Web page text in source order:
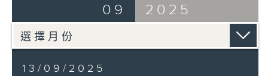
09 2025
13/09/2025